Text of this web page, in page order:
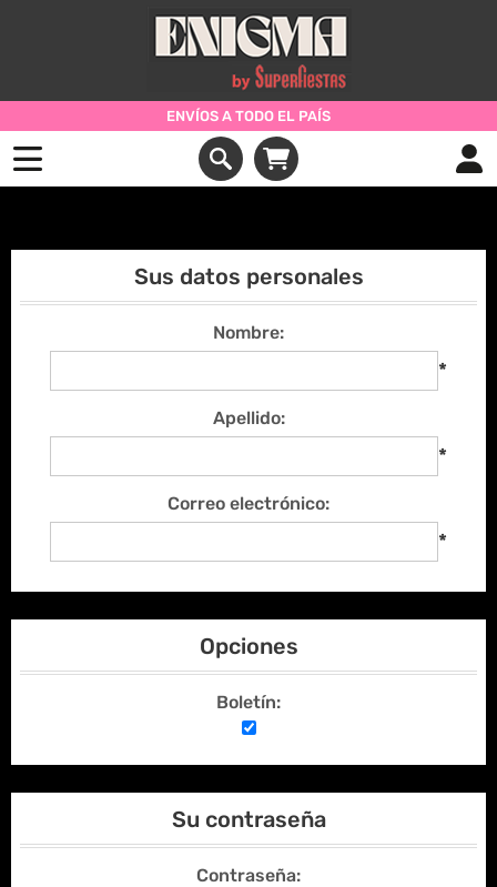
ENVÍOS A TODO EL PAÍS
Sus datos personales
Nombre:
*
Apellido:
*
Correo electrónico:
*
Opciones
Boletín:
Su contraseña
Contraseña: